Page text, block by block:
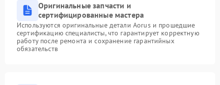
Оригинальные запчасти и
сертифицированные мастера
Используются оригинальные детали Aorus и прошедшие
сертификацию специалисты, что гарантирует корректную
работу после ремонта и сохранение гарантийных
обязательств